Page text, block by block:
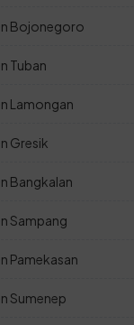
Bojonegoro
Tuban
Lamongan
Gresik
Bangkalan
Sampang
Pamekasan
Sumenep